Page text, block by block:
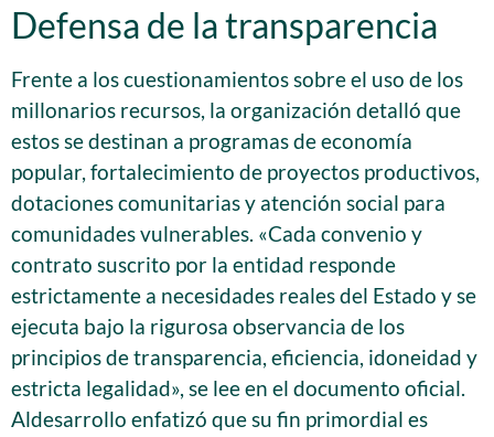
Defensa de la transparencia
Frente a los cuestionamientos sobre el uso de los
millonarios recursos, la organización detalló que
estos se destinan a programas de economía
popular, fortalecimiento de proyectos productivos,
dotaciones comunitarias y atención social para
comunidades vulnerables. «Cada convenio y
contrato suscrito por la entidad responde
estrictamente a necesidades reales del Estado y se
ejecuta bajo la rigurosa observancia de los
principios de transparencia, eficiencia, idoneidad y
estricta legalidad», se lee en el documento oficial.
Aldesarrollo enfatizó que su fin primordial es